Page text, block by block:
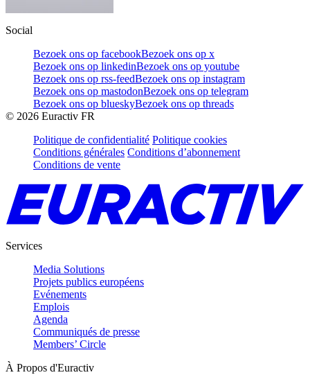
Social
Bezoek ons op facebookBezoek ons op x
Bezoek ons op linkedinBezoek ons op youtube
Bezoek ons op rss-feedBezoek ons op instagram
Bezoek ons op mastodonBezoek ons op telegram
Bezoek ons op blueskyBezoek ons op threads
© 2026 Euractiv FR
Politique de confidentialité Politique cookies
Conditions générales Conditions d’abonnement
Conditions de vente
Services
Media Solutions
Projets publics européens
Evénements
Emplois
Agenda
Communiqués de presse
Members’ Circle
À Propos d'Euractiv